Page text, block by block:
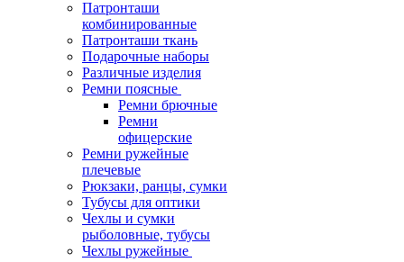
Патронташи
комбинированные
Патронташи ткань
Подарочные наборы
Различные изделия
Ремни поясные
Ремни брючные
Ремни
офицерские
Ремни ружейные
плечевые
Рюкзаки, ранцы, сумки
Тубусы для оптики
Чехлы и сумки
рыболовные, тубусы
Чехлы ружейные